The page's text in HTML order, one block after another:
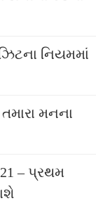
નિયમમાં
મનના
– પ્રથમ